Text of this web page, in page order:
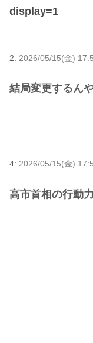
display=1
2: 2026/05/15(金)
結局変更するん
4: 2026/05/15(金)
高市首相の行動